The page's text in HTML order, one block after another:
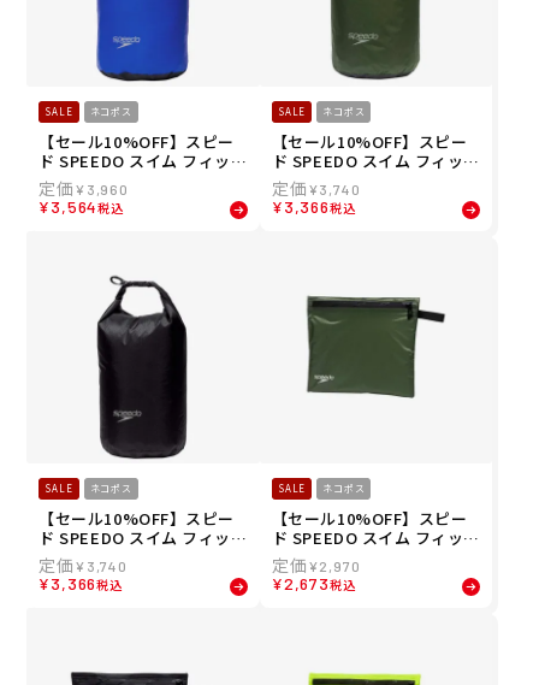
SALE ネコポス
【セール10%OFF】スピー
ド SPEEDO スイム フィット
ネス 競泳 鞄 バッグ ポーチ
ハイドロ エアー ウォーター
プルーフ ロール トップ 13
¥ 3,960
¥3,564税込
SALE ネコポス
【セール10%OFF】スピー
ド SPEEDO スイム フィット
ネス 競泳 鞄 バッグ ポーチ
ハイドロ エアー ウォーター
プルーフ ロール トップ 8リ
¥3,740
¥3,366税込
SALE ネコポス
【セール10%OFF】スピー
ド SPEEDO スイム フィット
ネス 競泳 鞄 バッグ ポーチ
ハイドロ エアー ウォーター
プルーフ ロール トップ 8リ
¥ 3,740
¥3,366税込
SALE ネコポス
【セール10%OFF】スピー
ド SPEEDO スイム フィット
ネス 競泳 鞄 バッグ ポーチ
ウォーター プルーフ フラッ
ト ポーチ Water Proof Flat
¥2,970
¥2,673税込